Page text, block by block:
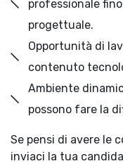
professionale
progettuale.
Opportunità di
contenuto
Ambiente
possono fare la
Se pensi di avere le
inviaci la tua